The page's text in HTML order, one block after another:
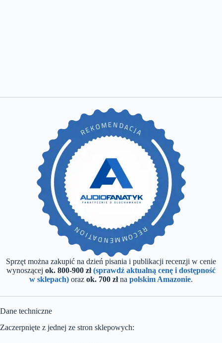
Sprzęt można zakupić na dzień pisania i publikacji recenzji w cenie
wynoszącej ok. 800-900 zł (sprawdź aktualną cenę i dostępność
w sklepach) oraz ok. 700 złna polskim Amazonie.
Dane techniczne
Zaczerpnięte z jednej ze stron sklepowych: